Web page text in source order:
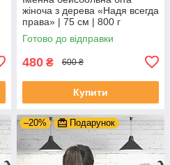
жіноча з дерева «Надя всегда
права» | 75 см | 800 г
Готово до відправки
480 ₴ 600 ₴
Купити
–20% Подарунок